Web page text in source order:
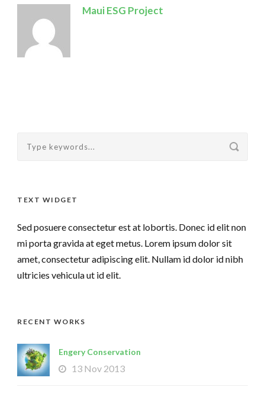
Maui ESG Project
TEXT WIDGET
Sed posuere consectetur est at lobortis. Donec id elit non
mi porta gravida at eget metus. Lorem ipsum dolor sit
amet, consectetur adipiscing elit. Nullam id dolor id nibh
ultricies vehicula ut id elit.
RECENT WORKS
Engery Conservation
13 Nov 2013